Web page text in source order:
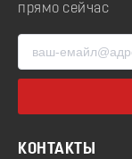
прямо сейчас
КОНТАКТЫ